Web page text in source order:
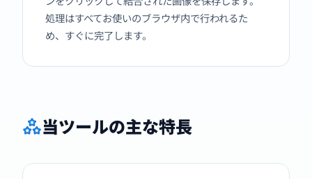
処理はすべてお使いのブラウザ内で行われるた
め、すぐに完了します。
当ツールの主な特長